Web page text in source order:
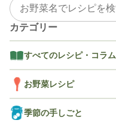
カテゴリー
すべてのレシピ・コラム
お野菜レシピ
季節の手しごと